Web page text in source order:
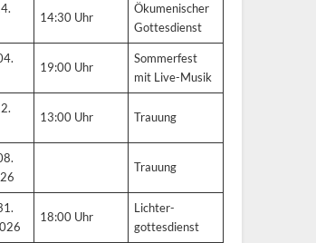
14:30 Uhr
Ökumenischer
Gottesdienst
19:00 Uhr
Sommerfest
mit Live-Musik
13:00 Uhr Trauung
Trauung
18:00 Uhr
Lichter-
gottesdienst